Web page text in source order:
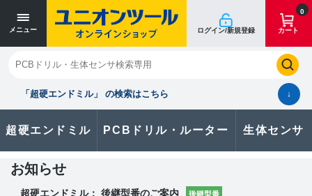
メニュー ログイン/新規登録
0
カート
「超硬エンドミル」 の検索はこちら ↓
超硬エンドミル PCBドリル・ルーター 生体センサ
閉じる
お気に入り クイックオーダー 購入履歴
製品に関するお問い合わせはこちら
お問い合わせ
お知らせ
超硬エンドミル： 後継型番のご案内